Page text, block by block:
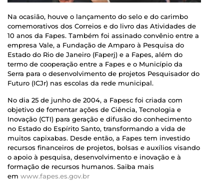
Na ocasião, houve o lançamento do selo e do carimbo
comemorativos dos Correios e do livro das Atividades de
10 anos da Fapes. Também foi assinado convênio entre a
empresa Vale, a Fundação de Amparo à Pesquisa do
Estado do Rio de Janeiro (Faperj) e a Fapes, além do
termo de cooperação entre a Fapes e o Município da
Serra para o desenvolvimento de projetos Pesquisador do
Futuro (ICJr) nas escolas da rede municipal.
No dia 25 de junho de 2004, a Fapesc foi criada com
objetivo de fomentar ações de Ciência, Tecnologia e
Inovação (CTI) para geração e difusão do conhecimento
no Estado do Espírito Santo, transformando a vida de
muitos capixabas. Desde então, a Fapes tem investido
recursos financeiros de projetos, bolsas e auxílios visando
o apoio à pesquisa, desenvolvimento e inovação e à
formação de recursos humanos. Saiba mais
em www.fapes.es.gov.br